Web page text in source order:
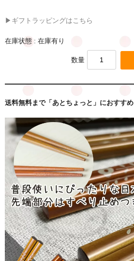
▶ギフトラッピングはこちら
在庫状態 : 在庫有り
数量
送料無料まで「あとちょっと」におすすめ